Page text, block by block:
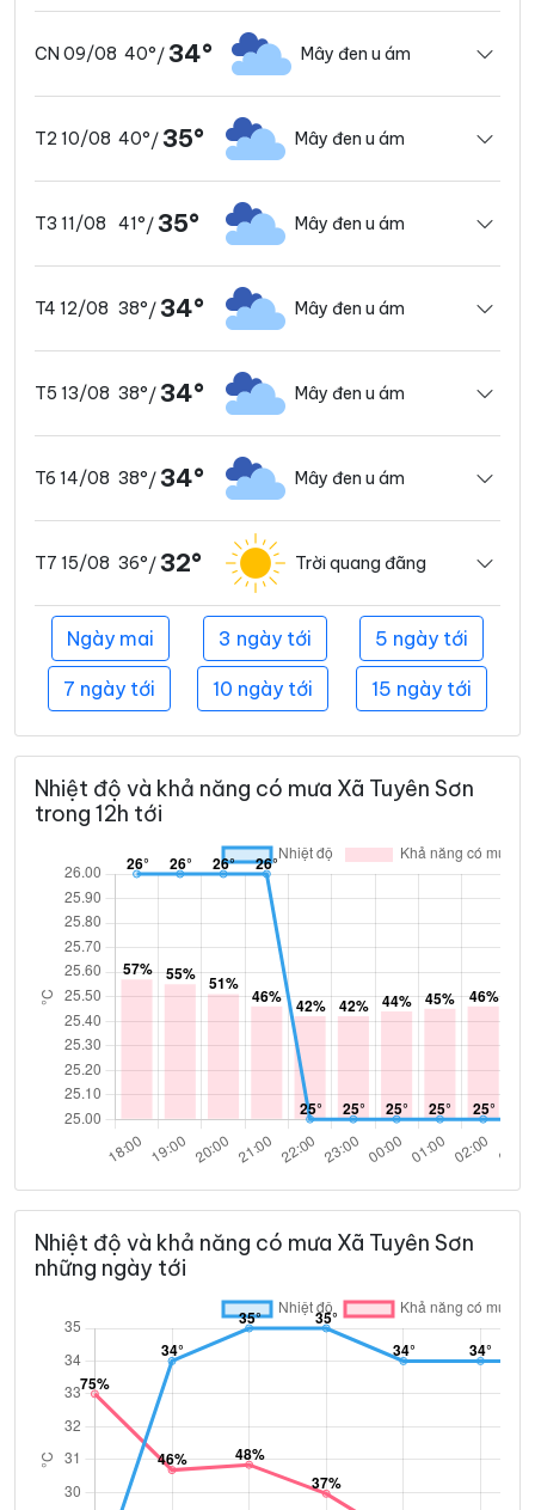
CN 09/08 40°/ 34° Mây đen u ám
T2 10/08 40°/ 35° Mây đen u ám
T3 11/08 41°/ 35° Mây đen u ám
T4 12/08 38°/ 34° Mây đen u ám
T5 13/08 38°/ 34° Mây đen u ám
T6 14/08 38°/ 34° Mây đen u ám
T7 15/08 36°/ 32° Trời quang đãng
Ngày mai 3 ngày tới 5 ngày tới
7 ngày tới 10 ngày tới 15 ngày tới
Nhiệt độ và khả năng có mưa Xã Tuyên Sơn
trong 12h tới
Nhiệt độ và khả năng có mưa Xã Tuyên Sơn
những ngày tới